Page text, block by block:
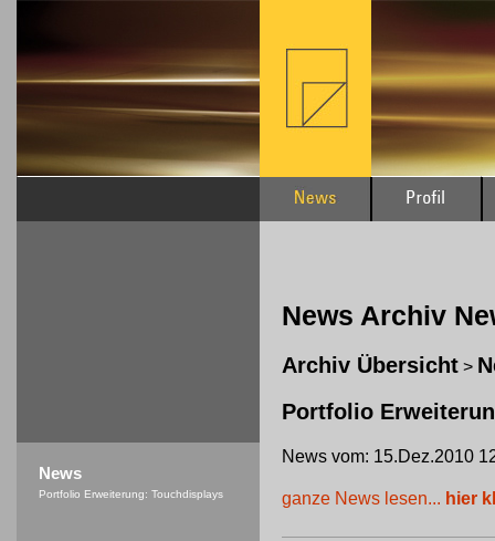
News Archiv
Archiv Übersicht >
Portfolio
News vom: 15.Dez.2010
ganze News lesen... hier
News
Portfolio Erweiterung: Touchdisplays